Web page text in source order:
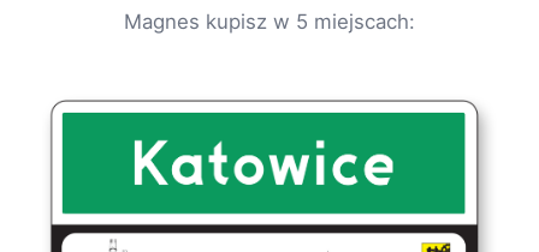
Magnes kupisz w 5 miejscach: